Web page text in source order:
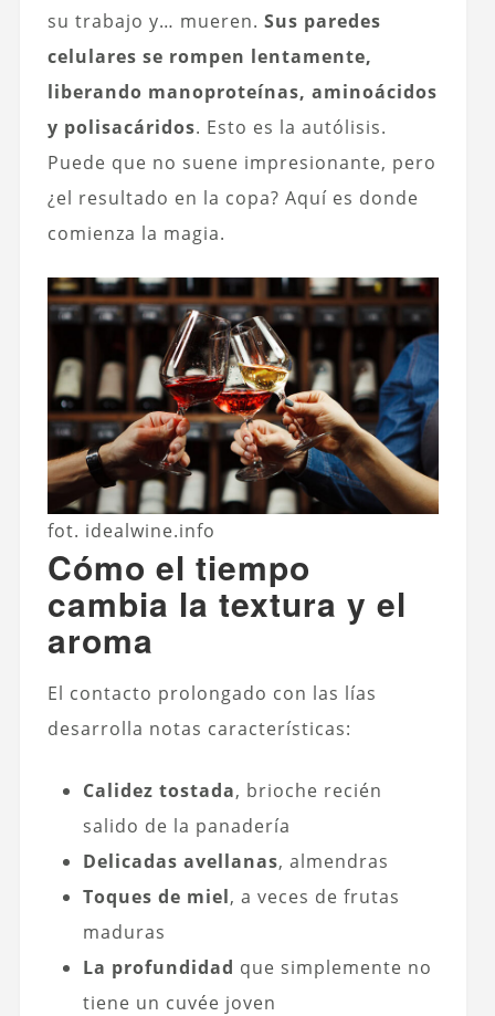
su trabajo y… mueren. Sus paredes
celulares se rompen lentamente,
liberando manoproteínas, aminoácidos
y polisacáridos. Esto es la autólisis.
Puede que no suene impresionante, pero
¿el resultado en la copa? Aquí es donde
comienza la magia.
fot. idealwine.info
Cómo el tiempo
cambia la textura y el
aroma
El contacto prolongado con las lías
desarrolla notas características:
Calidez tostada, brioche recién
salido de la panadería
Delicadas avellanas, almendras
Toques de miel, a veces de frutas
maduras
La profundidad que simplemente no
tiene un cuvée joven